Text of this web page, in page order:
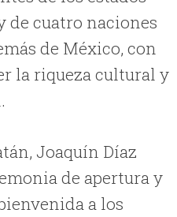
de cuatro naciones
de México, con
la riqueza cultural y
Joaquín Díaz
de apertura y
a los